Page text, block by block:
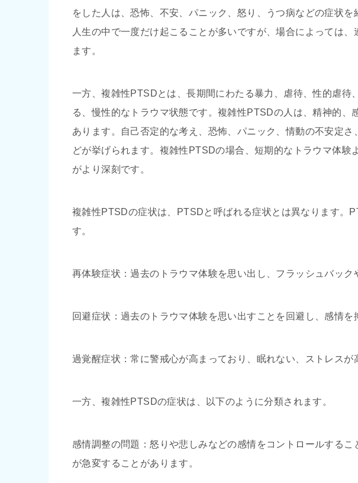
をした人は、恐怖、不安、パニック、怒り、うつ病などの症状を
人生の中で一度だけ起こることが多いですが、場合によっては
ます。
一方、複雑性PTSDとは、長期間にわたる暴力、虐待、性的虐待
る、慢性的なトラウマ状態です。複雑性PTSDの人は、精神的、
あります。自己否定的な考え、恐怖、パニック、情動の不安定
どが挙げられます。複雑性PTSDの場合、短期的なトラウマ体験
がより深刻です。
複雑性PTSDの症状は、PTSDと呼ばれる症状とは異なります。
す。
再体験症状：過去のトラウマ体験を思い出し、フラッシュバック
回避症状：過去のトラウマ体験を思い出すことを回避し、感情を
過覚醒症状：常に警戒心が高まっており、眠れない、ストレスが
一方、複雑性PTSDの症状は、以下のように分類されます。
感情調整の問題：怒りや悲しみなどの感情をコントロールする
が急変することがあります。